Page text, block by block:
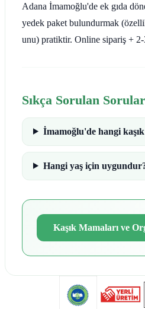
Adana İmamoğlu'de ek gıda
yedek paket bulundurmak
unu) pratiktir. Online sipariş +
Sıkça Sorulan Sorular
İmamoğlu'de hangi
Hangi yaş için
Kaşık Mamaları ve